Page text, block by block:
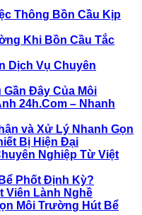
Thông Bồn Cầu Kịp
Khi Bồn Cầu Tắc
Dịch Vụ Chuyên
Gần Đây Của Môi
24h.Com – Nhanh
và Xử Lý Nhanh Gọn
Bị Hiện Đại
Nghiệp Từ Việt
Phốt Định Kỳ?
Viên Lành Nghề
Môi Trường Hút Bể